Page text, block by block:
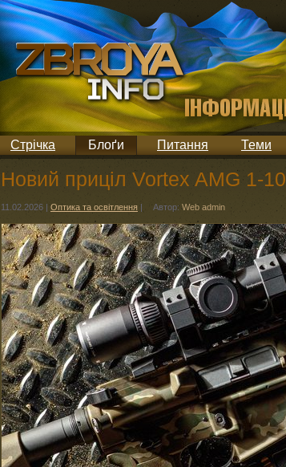
Стрічка Блоґи Питання Теми
Новий приціл Vortex AMG 1-
11.02.2026 | Оптика та освітлення | Автор: Web admin